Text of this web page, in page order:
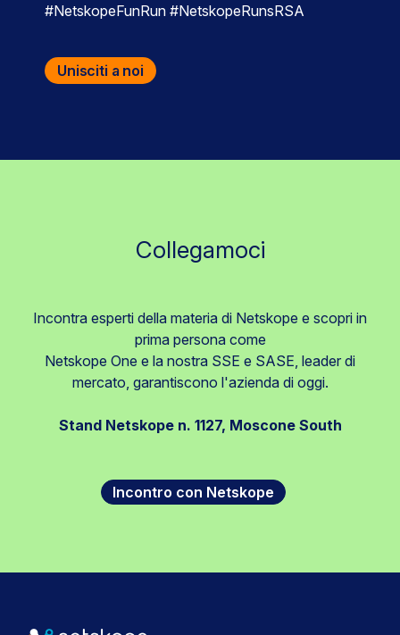
#NetskopeFunRun #NetskopeRunsRSA
Unisciti a noi
Collegamoci
Incontra esperti della materia di Netskope e scopri in
prima persona come
Netskope One e la nostra SSE e SASE, leader di
mercato, garantiscono l'azienda di oggi.
Stand Netskope n. 1127, Moscone South
Incontro con Netskope